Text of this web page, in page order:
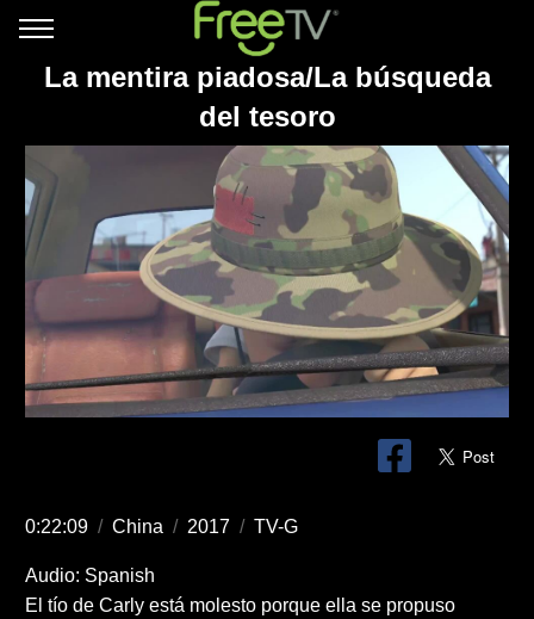
La mentira piadosa/La búsqueda
del tesoro
0:22:09 / China / 2017 / TV-G
Audio: Spanish
El tío de Carly está molesto porque ella se propuso